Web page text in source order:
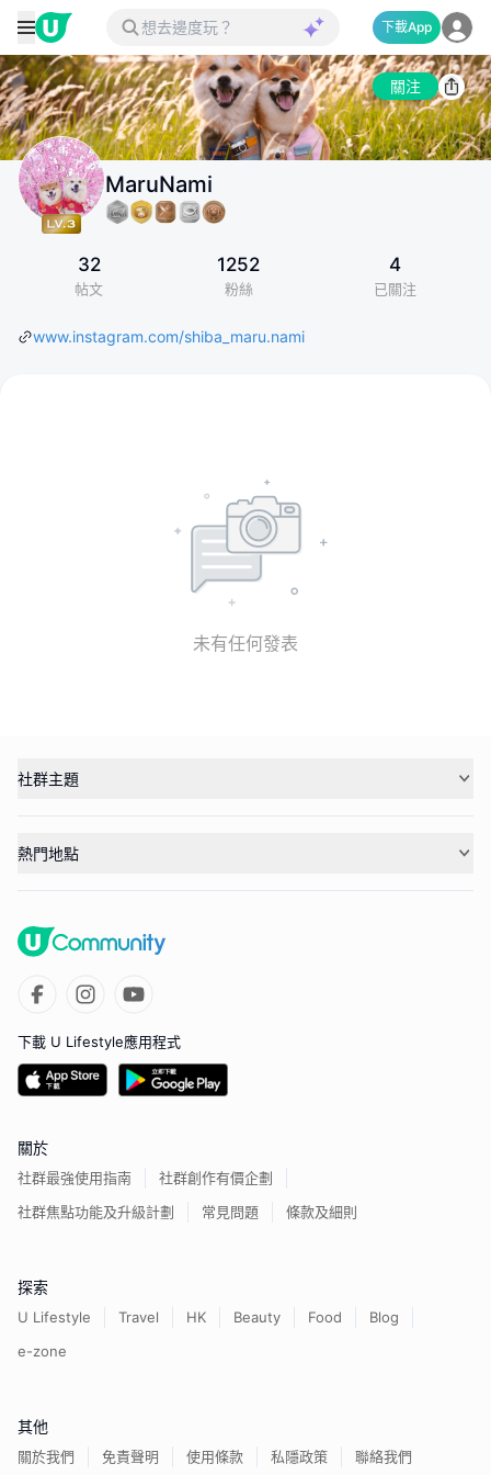
下載App
關注
MaruNami
32
帖文
1252
粉絲
4
已關注
www.instagram.com/shiba_maru.nami
未有任何發表
社群主題
熱門地點
下載 U Lifestyle應用程式
關於
社群最強使用指南
社群創作有價企劃
社群焦點功能及升級計劃
常見問題 條款及細則
探索
U Lifestyle Travel HK Beauty Food
Blog
e-zone
其他
關於我們 免責聲明 使用條款 私隱政策 聯絡我們